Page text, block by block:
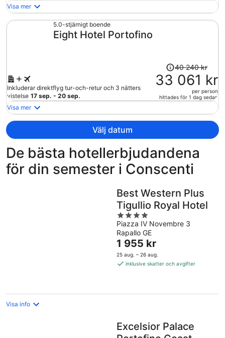
är
person
Visa mer
5.0-stjärnigt boende
Eight Hotel Portofino
Inkluderar direktflyg tur-och-retur och 3 nätters
vistelse 17 sep. - 20 sep.
Priset
var
40
240 kr
är
061 kr
per
person
40 240 kr
33 061 kr
per person
hittades för 1 dag sedan
Visa mer
Välj datum
De bästa hotellerbjudandena
för din semester i Conscenti
Best Western Plus
Tigullio Royal Hotel
4
out
of
5
Piazza IV Novembre 3
Rapallo GE
Priset
är
1 955 kr
1 955 kr
25 aug. – 26 aug.
inklusive skatter och avgifter
Visa info
Excelsior Palace